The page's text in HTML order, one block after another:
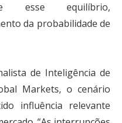
esse equilíbrio,
da probabilidade de
de Inteligência de
Markets, o cenário
influência relevante